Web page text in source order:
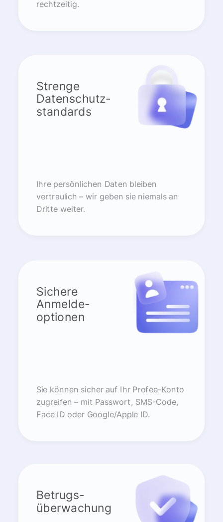
rechtzeitig.
Strenge
Datenschutz-
standards
Ihre persönlichen Daten bleiben
vertraulich – wir geben sie niemals an
Dritte weiter.
Sichere
Anmelde-
optionen
Sie können sicher auf Ihr Profee-Konto
zugreifen – mit Passwort, SMS-Code,
Face ID oder Google/Apple ID.
Betrugs-
überwachung